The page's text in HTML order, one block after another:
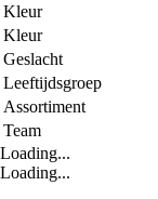
Kleur
Kleur
Geslacht
Leeftijdsgroep
Assortiment
Team
Loading...
Loading...